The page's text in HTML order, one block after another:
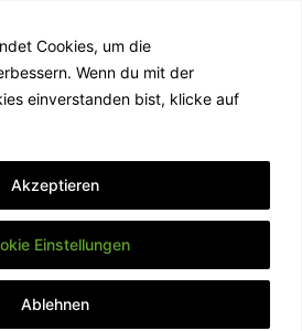
Cookies, um die
Wenn du mit der
einverstanden bist, klicke auf
Einstellungen
Ablehnen
Akzeptieren
Impressum & Datenschutz
- WordPress Theme von
WP